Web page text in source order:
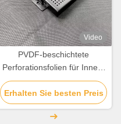
Video
PVDF-beschichtete
Perforationsfolien für Innen-
und Außenwanddekoration
Erhalten Sie besten Preis